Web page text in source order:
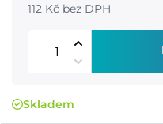
112 Kč bez DPH
Skladem